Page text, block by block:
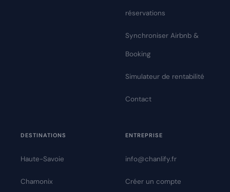
réservations
Synchroniser Airbnb &
Booking
Simulateur de rentabilité
Contact
DESTINATIONS
Haute-Savoie
Chamonix
ENTREPRISE
info@chanlify.fr
Créer un compte